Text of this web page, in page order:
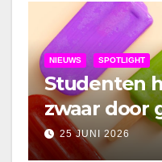
NIEUWS SPOTLIGHT
Studenten
zwaar door
25 JUNI 2026